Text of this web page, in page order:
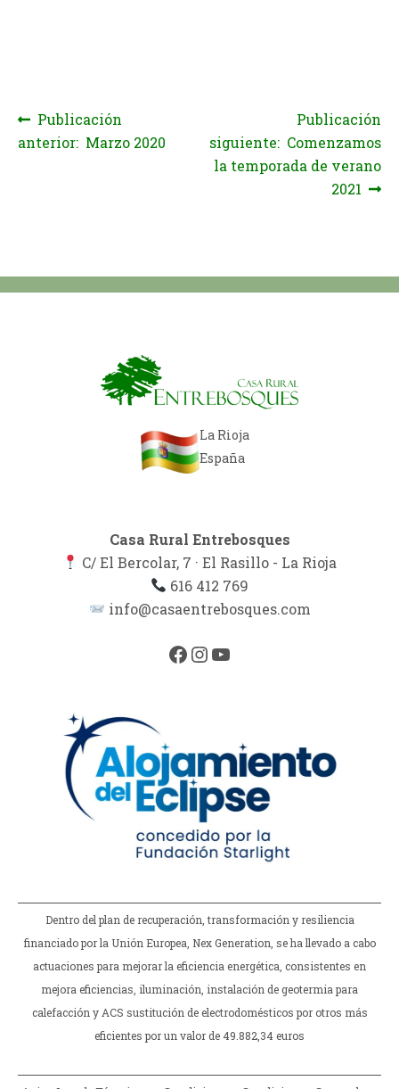
Navegación de entradas
Publicación
anterior: Marzo 2020
Publicación
siguiente: Comenzamos
la temporada de verano
2021
La Rioja
España
Casa Rural Entrebosques
C/ El Bercolar, 7 · El Rasillo - La Rioja
616 412 769
info@casaentrebosques.com
Facebook
Instagram
YouTube
Dentro del plan de recuperación, transformación y resiliencia
financiado por la Unión Europea, Nex Generation, se ha llevado a cabo
actuaciones para mejorar la eficiencia energética, consistentes en
mejora eficiencias, iluminación, instalación de geotermia para
calefacción y ACS sustitución de electrodomésticos por otros más
eficientes por un valor de 49.882,34 euros